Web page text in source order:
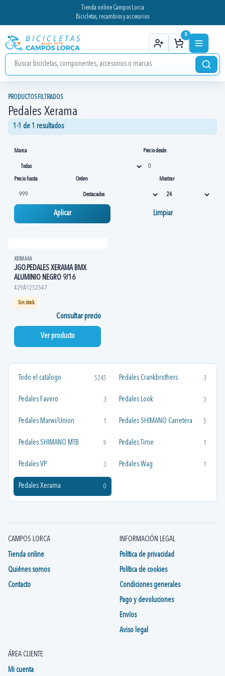
Tienda online Campos Lorca
Bicicletas, recambios y accesorios
0
Todo el catálogo 5245 Pedales Crankbrothers 3
Pedales Favero 3 Pedales Look 3
Pedales Marwi/Union 1 Pedales SHIMANO Carretera 5
Pedales SHIMANO MTB 9 Pedales Time 1
Pedales VP 3 Pedales Wag 1
Pedales Xerama 0
PRODUCTOS FILTRADOS
Pedales Xerama
1-1 de 1 resultados
Marca Precio desde
Precio hasta Orden Mostrar
Aplicar Limpiar
XERAMA
JGO.PEDALES XERAMA BMX
ALUMINIO NEGRO 9/16
429A1252547
Sin stock
Consultar precio
Ver producto
CAMPOS LORCA
Tienda online
Quiénes somos
Contacto
INFORMACIÓN LEGAL
Política de privacidad
Política de cookies
Condiciones generales
Pago y devoluciones
Envíos
Aviso legal
ÁREA CLIENTE
Mi cuenta